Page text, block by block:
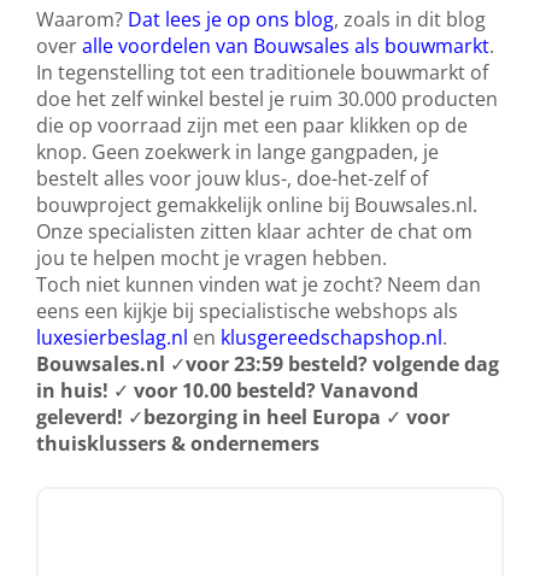
Waarom? Dat lees je op ons blog, zoals in dit blog
overalle voordelen van Bouwsales als bouwmarkt.
In tegenstelling tot een traditionele bouwmarkt of
doe het zelf winkel bestel je ruim 30.000 producten
die op voorraad zijn met een paar klikken op de
knop. Geen zoekwerk in lange gangpaden, je
bestelt alles voor jouw klus-, doe-het-zelf of
bouwproject gemakkelijk online bij Bouwsales.nl.
Onze specialisten zitten klaar achter de chat om
jou te helpen mocht je vragen hebben.
Toch niet kunnen vinden wat je zocht? Neem dan
eens een kijkje bij specialistische webshops als
luxesierbeslag.nl en klusgereedschapshop.nl.
Bouwsales.nl ✓voor 23:59 besteld? volgende dag
in huis! ✓ voor 10.00 besteld? Vanavond
geleverd! ✓bezorging in heel Europa ✓ voor
thuisklussers & ondernemers